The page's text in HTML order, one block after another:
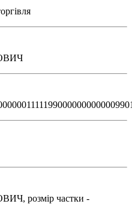
розмір частки -